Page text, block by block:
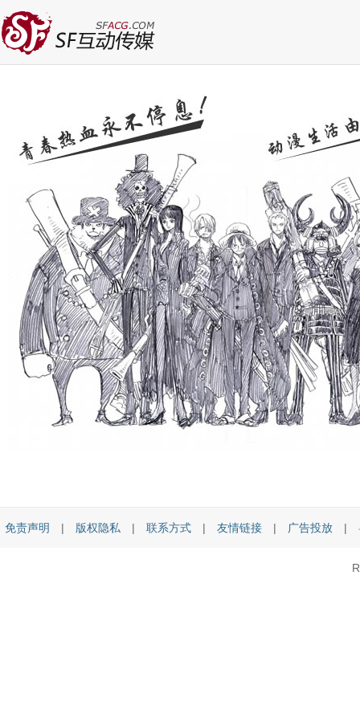
免责声明 | 版权隐私 | 联系方式 | 友情链接 | 广告投放 |